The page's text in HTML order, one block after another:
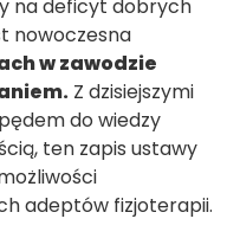
na deficyt dobrych
nowoczesna
w zawodzie
Z dzisiejszymi
do wiedzy
ten zapis ustawy
adeptów fizjoterapii.